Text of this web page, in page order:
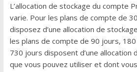
L’allocation de stockage du compte
varie. Pour les plans de compte de
disposez d’une allocation de
les plans de compte de 90 jours,
730 jours disposent d’une allocation
que vous pouvez utiliser et dont